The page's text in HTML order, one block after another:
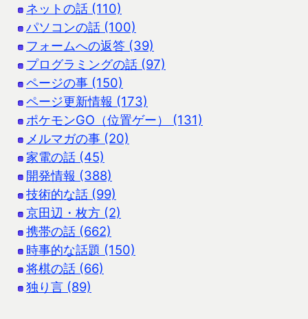
ネットの話 (110)
パソコンの話 (100)
フォームへの返答 (39)
プログラミングの話 (97)
ページの事 (150)
ページ更新情報 (173)
ポケモンGO（位置ゲー） (131)
メルマガの事 (20)
家電の話 (45)
開発情報 (388)
技術的な話 (99)
京田辺・枚方 (2)
携帯の話 (662)
時事的な話題 (150)
将棋の話 (66)
独り言 (89)